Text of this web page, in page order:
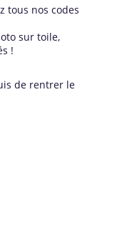
tous nos codes
sur toile,
!
de rentrer le